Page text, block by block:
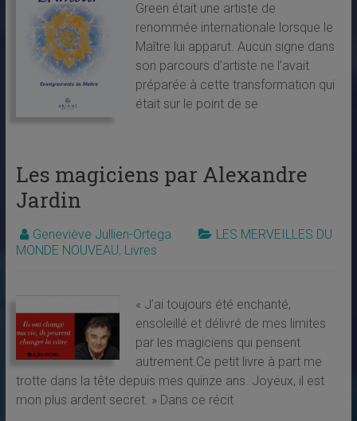
Green était une artiste de
renommée internationale lorsque le
Maître lui apparut. Aucun signe dans
son parcours d’artiste ne l’avait
préparée à cette transformation qui
était sur le point de se
Les magiciens par Alexandre
Jardin
Geneviève Jullien-Ortega
LES MERVEILLES DU
MONDE NOUVEAU, Livres
« J’ai toujours été enchanté,
ensoleillé et délivré de mes limites
par les magiciens qui pensent
autrement.Ce petit livre à part me
trotte dans la tête depuis mes quinze ans. Joyeux, il est
mon plus ardent secret. » Dans ce récit